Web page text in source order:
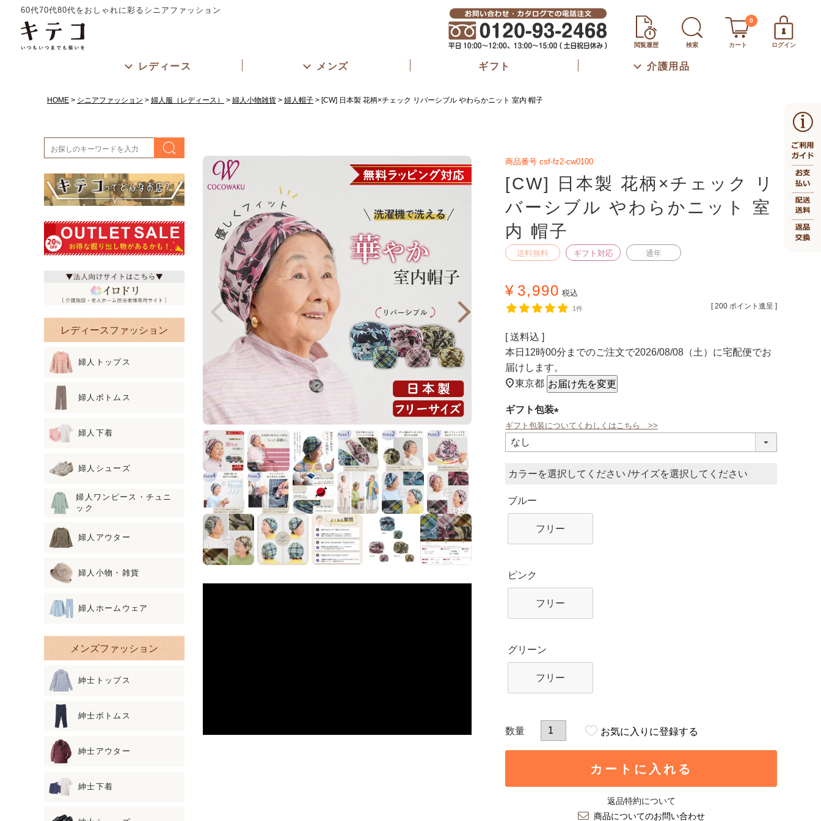
60代70代80代をおしゃれに彩るシニアファッション
閲覧履歴 検索 カート
0
ログイン
レディース メンズ ギフト 介護用品
HOME シニアファッション 婦人服（レディース） 婦人小物雑貨 婦人帽子 [CW] 日本製 花柄×チェック リバーシブル やわらかニット 室内 帽子
レディースファッション
婦人トップス
婦人ボトムス
婦人下着
婦人シューズ
婦人ワンピース・チュニ
ック
婦人アウター
婦人小物・雑貨
婦人ホームウェア
メンズファッション
紳士トップス
紳士ボトムス
紳士アウター
紳士下着
商品番号 csf-fz2-cw0100
[CW] 日本製 花柄×チェック リ
バーシブル やわらかニット 室
内 帽子
送料無料 ギフト対応 通年
¥ 3,990 税込
[ 200 ポイント進呈 ]
1件
送料込
本日 12時00分 までのご注文で2026/08/08（土） に宅配便でお
届けします。
東京都 お届け先を変更
ギフト包装
(必
ギフト包装についてくわしくはこちら >>
カラー サイズ
ブルー
フリー
ピンク
フリー
グリーン
フリー
お気に入りに登録する
カートに入れる
返品特約について
商品についてのお問い合わせ